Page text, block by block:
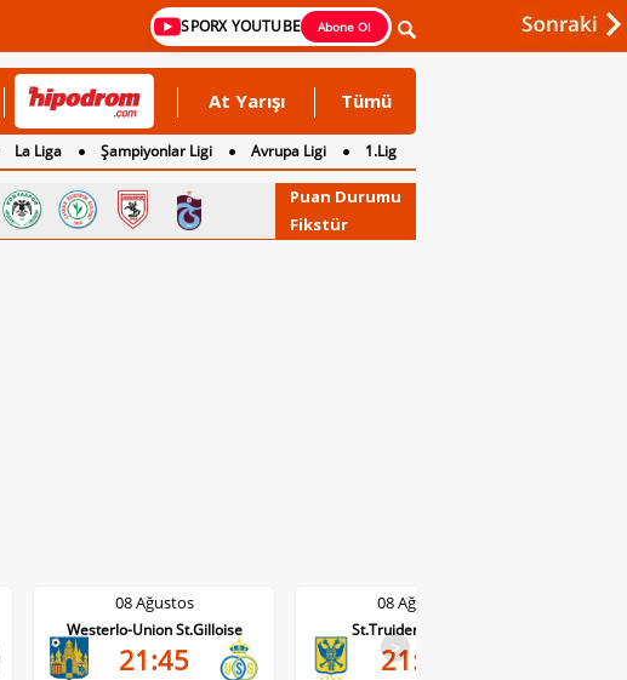
SPORX YOUTUBE Abone Ol
At Yarışı Tümü
La Liga Şampiyonlar Ligi Avrupa Ligi
1.Lig
Puan Durumu
Fikstür
08 Ağustos
St.Truiden-Lommel
21:45
08 Ağustos
Standard Liege-Cercle Brugge
19:15
>